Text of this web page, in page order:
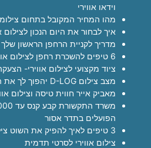
וידאו אווירי
מהו המחיר המקובל בתחום צילומי
איך לבחור את היום הנכון לצילום
מדריך לקניית הרחפן הראשון שלך
6 טיפים להשכרת רחפן לצילום אווירי
ציוד מקצועי לצילום אווירי-
מצב צילום D-LOG יהפוך לך את הצילומים למרשימים יותר
מאביק אייר חווית טיסה וצילום
הפועלים בתדר אסור
3 טיפים לאיך להפיק את השוט צילום אווירי המדהים ביותר
צילום אווירי לסרטי תדמית